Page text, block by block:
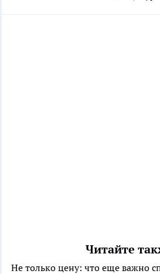
Читайте
Не только цену: что еще важно